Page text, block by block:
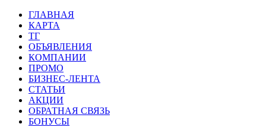
ГЛАВНАЯ
КАРТА
ТГ
ОБЪЯВЛЕНИЯ
КОМПАНИИ
ПРОМО
БИЗНЕС-ЛЕНТА
СТАТЬИ
АКЦИИ
ОБРАТНАЯ СВЯЗЬ
БОНУСЫ